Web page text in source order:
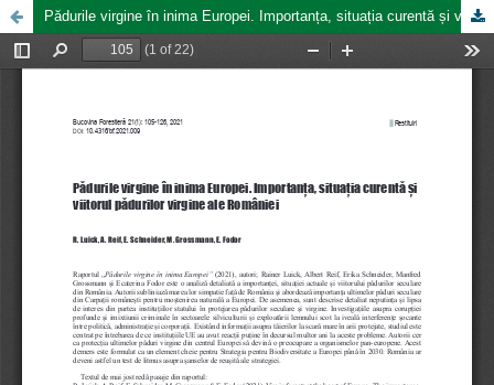
Pădurile virgine în inima Europei. Importanța, situația curentă și viitorul pădurilor virgine ale României